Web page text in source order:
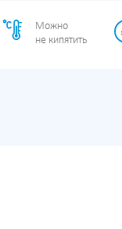
Можно
не кипятить